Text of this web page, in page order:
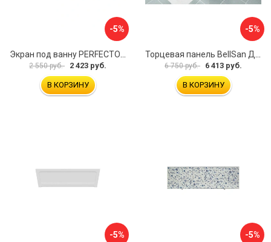
-5%
Экран под ванну PERFECTO LINEA 36-000157
2 550 руб. 2 423 руб.
В КОРЗИНУ
-5%
Торцевая панель BellSan Даниелла 4627171531049
6 750 руб. 6 413 руб.
В КОРЗИНУ
-5% -5%